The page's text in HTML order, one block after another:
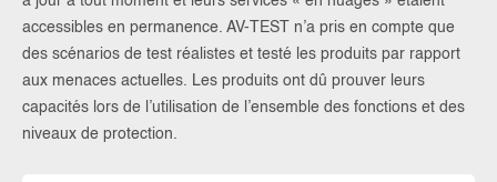
accessibles en permanence. AV-TEST n’a pris en compte que
des scénarios de test réalistes et testé les produits par rapport
aux menaces actuelles. Les produits ont dû prouver leurs
capacités lors de l’utilisation de l’ensemble des fonctions et des
niveaux de protection.